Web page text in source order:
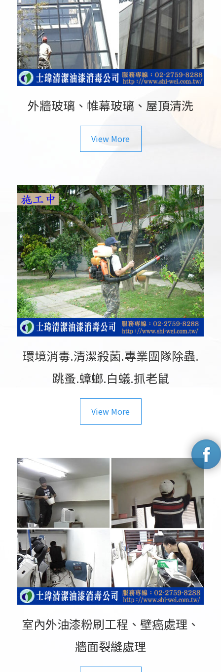
外牆玻璃、帷幕玻璃、屋頂清洗
View More
環境消毒.清潔殺菌.專業團隊除蟲.
跳蚤.蟑螂.白蟻.抓老鼠
View More
室內外油漆粉刷工程、壁癌處理、
牆面裂縫處理